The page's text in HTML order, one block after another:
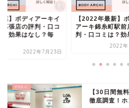
葉】ボディアーキイ
幕張店の評判・口コ
？効果はなし？毎
2022年7月23日
【2022年最新】
アーキ錦糸町駅前
判・口コミは？効
2022年
【30日間無
徹底調査！